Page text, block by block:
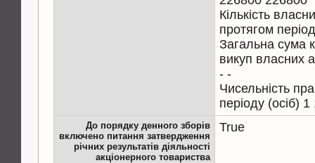
Кількість
протягом
Загальна сума
викуп власних
- -
Чисельність
До порядку денного зборів
включено питання затвердження
річних результатів діяльності
акціонерного товариства
True